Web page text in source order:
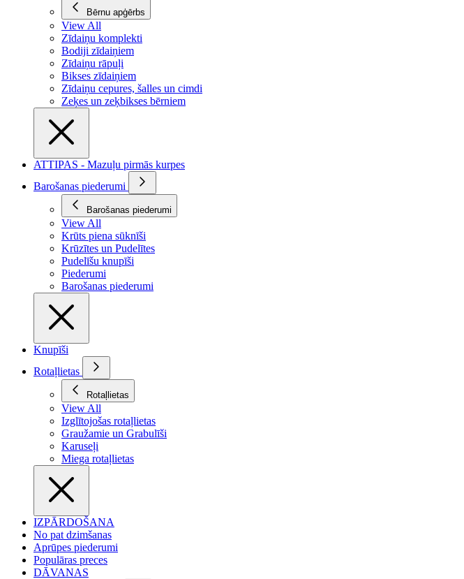
Bērnu apģērbs
View All
Zīdaiņu komplekti
Bodiji zīdaiņiem
Zīdaiņu rāpuļi
Bikses zīdaiņiem
Zīdaiņu cepures, šalles un cimdi
Zeķes un zeķbikses bērniem
ATTIPAS - Mazuļu pirmās kurpes
Barošanas piederumi
Barošanas piederumi
View All
Krūts piena sūknīši
Krūzītes un Pudelītes
Pudelīšu knupīši
Piederumi
Barošanas piederumi
Knupīši
Rotaļlietas
Rotaļlietas
View All
Izglītojošas rotaļlietas
Graužamie un Grabulīši
Karuseļi
Miega rotaļlietas
IZPĀRDOŠANA
No pat dzimšanas
Aprūpes piederumi
Populāras preces
DĀVANAS